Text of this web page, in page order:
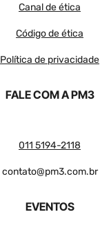
Canal de ética
Código de ética
Política de privacidade
FALE COM A PM3
011 5194-2118
contato@pm3.com.br
EVENTOS